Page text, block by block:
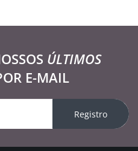
ÚLTIMOS
E-MAIL
Registro